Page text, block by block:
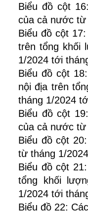
Biểu đồ cột
của cả nước từ
Biểu đồ cột
trên tổng khối
1/2024 tới
Biểu đồ cột
nội địa trên
tháng 1/2024
Biểu đồ cột
của cả nước từ
Biểu đồ cột
từ tháng 1/
Biểu đồ cột
tổng khối
1/2024 tới
Biểu đồ 22: